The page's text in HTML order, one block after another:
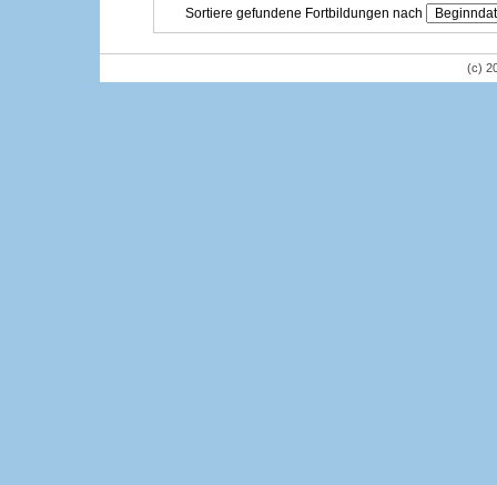
Sortiere gefundene Fortbildungen nach
(c)